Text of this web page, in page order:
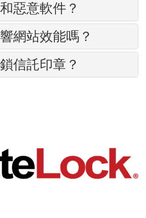
惡意軟件？
網站效能嗎？
信託印章？